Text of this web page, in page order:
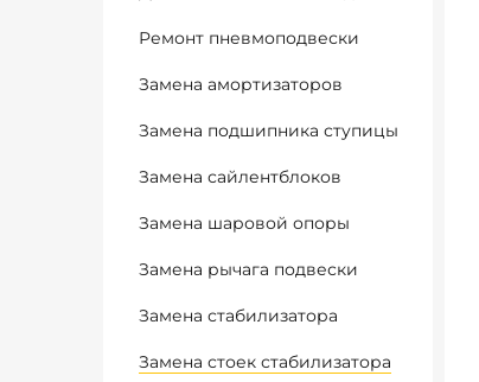
Ремонт пневмоподвески
Замена амортизаторов
Замена подшипника ступицы
Замена сайлентблоков
Замена шаровой опоры
Замена рычага подвески
Замена стабилизатора
Замена стоек стабилизатора